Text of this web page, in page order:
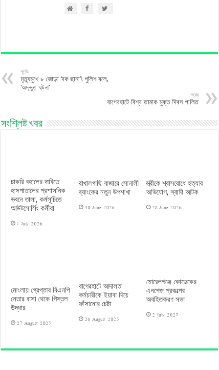
পূর্বের
মৃত্যুমুখে ৮ জোড়া ‘বক ছানা’! পুলিশ বলে,
‘অদ্ভুত ঘটনা’
পরের
বাগেরহাটে বিশ্ব তামাক মুক্ত দিবস পালিত
সংশ্লিষ্ট খবর
চাকরি বহালের দাবিতে
হাসপাতালের প্রশাসনিক
ভবনে তালা, কর্মসূচিতে
আউটসোর্সিং কর্মীরা
1 July 2026
রাখালগাছি বাজারে সোনালী
ব্যাংকের নতুন উপশাখা
30 June 2026
স্ত্রীকে শ্বাসরোধে হত্যার
অভিযোগ, স্বামী আটক
28 June 2026
মোংলায় গ্রেপ্তার বিএনপি
নেতার বাসা থেকে পিস্তল
উদ্ধার
27 August 2025
বাগেরহাটে আদালত
কর্মচারীকে ইয়াবা দিয়ে
ফাঁসানোর চেষ্টা
26 August 2025
মোরেলগঞ্জে কোডেকের
এনগেজ প্রকল্পের
অবহিতকরণ সভা
2 July 2025